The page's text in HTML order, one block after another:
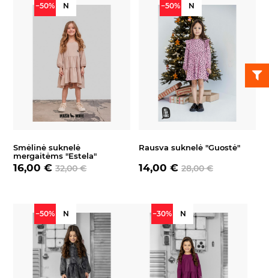
−50% N
Smėlinė suknelė
mergaitėms "Estela"
16,00 €32,00 €
−50% N
Rausva suknelė "Guostė"
14,00 € 28,00 €
−50% N −30% N